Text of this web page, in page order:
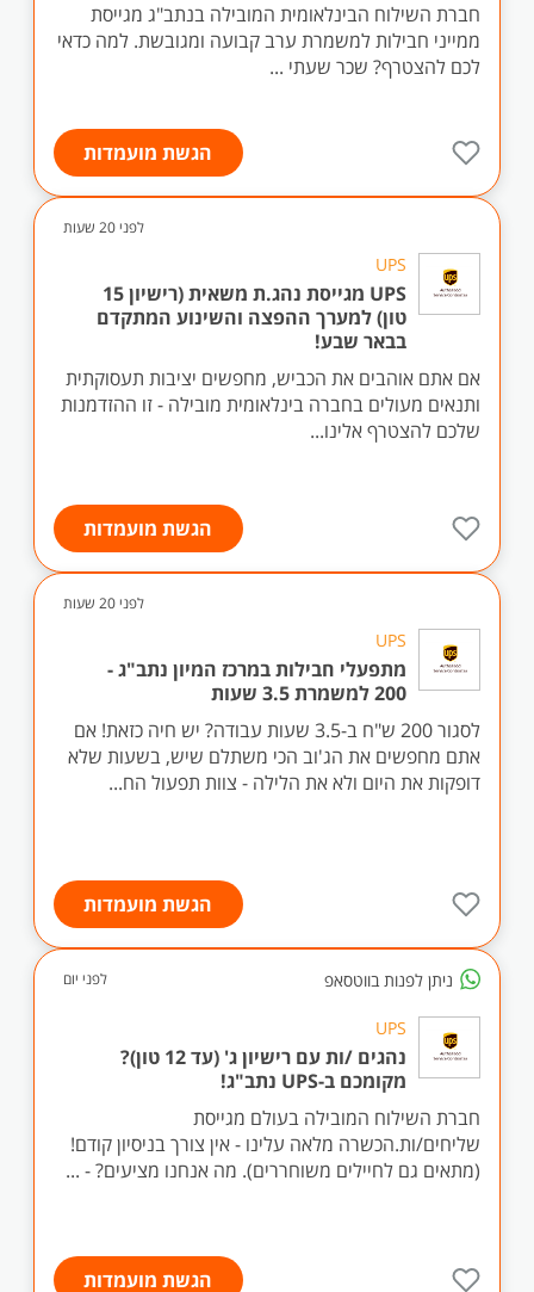
חברת השילוח הבינלאומית המובילה בנתב"ג מגייסת
ממייני חבילות למשמרת ערב קבועה ומגובשת. למה כדאי
לכם להצטרף? שכר שעתי ...
הגשת מועמדות
לפני 20 שעות
UPS
UPS מגייסת נהג.ת משאית (רישיון 15
טון) למערך ההפצה והשינוע המתקדם
בבאר שבע!
אם אתם אוהבים את הכביש, מחפשים יציבות תעסוקתית
ותנאים מעולים בחברה בינלאומית מובילה - זו ההזדמנות
שלכם להצטרף אלינו...
הגשת מועמדות
לפני 20 שעות
UPS
מתפעלי חבילות במרכז המיון נתב"ג -
200 למשמרת 3.5 שעות
לסגור 200 ש"ח ב-3.5 שעות עבודה? יש חיה כזאת! אם
אתם מחפשים את הג'וב הכי משתלם שיש, בשעות שלא
דופקות את היום ולא את הלילה - צוות תפעול הח...
הגשת מועמדות
ניתן לפנות בווטסאפ לפני יום
UPS
נהגים /ות עם רישיון ג' (עד 12 טון)?
מקומכם ב-UPS נתב"ג!
חברת השילוח המובילה בעולם מגייסת
שליחים/ות.הכשרה מלאה עלינו - אין צורך בניסיון קודם!
(מתאים גם לחיילים משוחררים). מה אנחנו מציעים? - ...
הגשת מועמדות